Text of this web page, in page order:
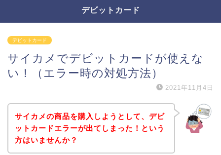
デビットカード
デビットカード
サイカメでデビットカードが使えな
い！（エラー時の対処方法）
2021年11月4日
サイカメの商品を購入しようとして、デビ
ットカードエラーが出てしまった！という
方はいませんか？